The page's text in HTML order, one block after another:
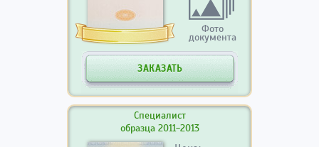
Фото
документа
ЗАКАЗАТЬ
Специалист
образца 2011-2013